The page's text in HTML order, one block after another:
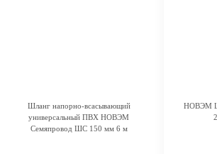
Шланг напорно-всасывающий
универсальный ПВХ НОВЭМ
Семяпровод ШС 150 мм 6 м
НОВЭМ